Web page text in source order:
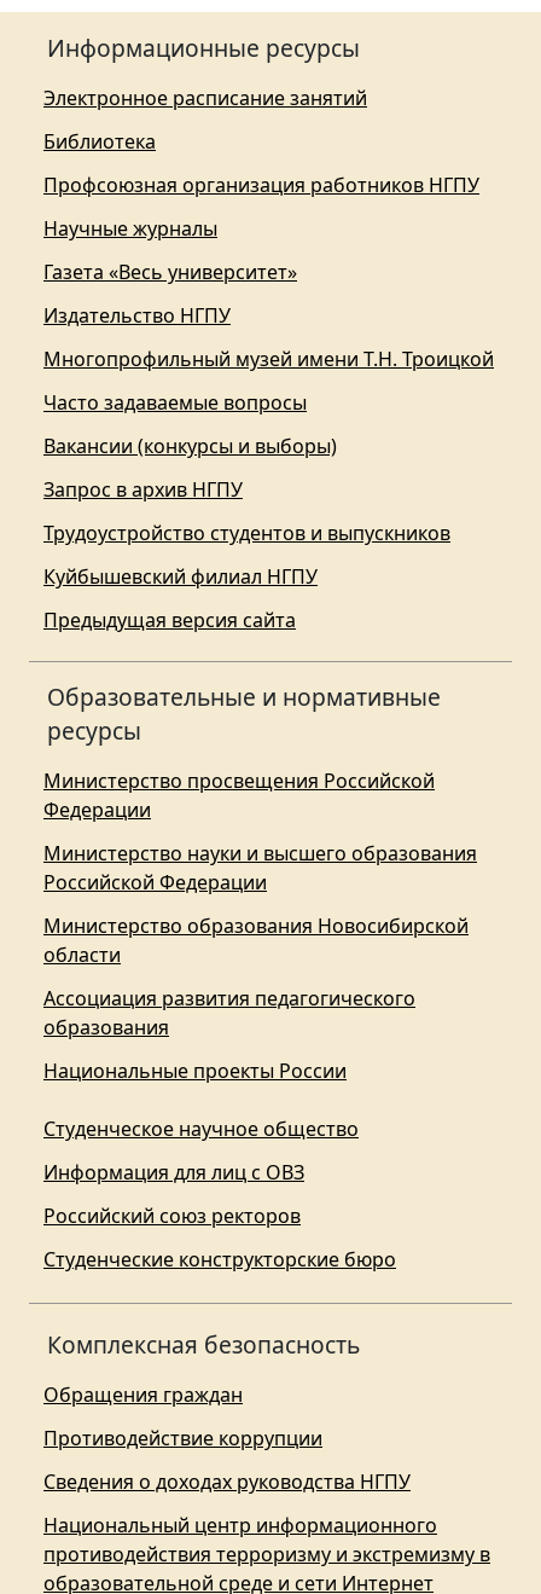
Информационные ресурсы
Электронное расписание занятий
Библиотека
Профсоюзная организация работников НГПУ
Научные журналы
Газета «Весь университет»
Издательство НГПУ
Многопрофильный музей имени Т.Н. Троицкой
Часто задаваемые вопросы
Вакансии (конкурсы и выборы)
Запрос в архив НГПУ
Трудоустройство студентов и выпускников
Куйбышевский филиал НГПУ
Предыдущая версия сайта
Образовательные и нормативные
ресурсы
Министерство просвещения Российской
Федерации
Министерство науки и высшего образования
Российской Федерации
Министерство образования Новосибирской
области
Ассоциация развития педагогического
образования
Национальные проекты России
Студенческое научное общество
Информация для лиц с ОВЗ
Российский союз ректоров
Студенческие конструкторские бюро
Комплексная безопасность
Обращения граждан
Противодействие коррупции
Сведения о доходах руководства НГПУ
Национальный центр информационного
противодействия терроризму и экстремизму в
образовательной среде и сети Интернет